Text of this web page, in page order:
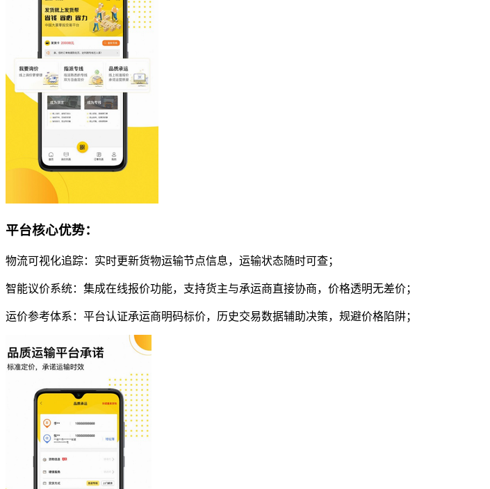
平台核心优势：
物流可视化追踪：实时更新货物运输节点信息，运输状态随时可查；
智能议价系统：集成在线报价功能，支持货主与承运商直接协商，价格透明无差价；
运价参考体系：平台认证承运商明码标价，历史交易数据辅助决策，规避价格陷阱；